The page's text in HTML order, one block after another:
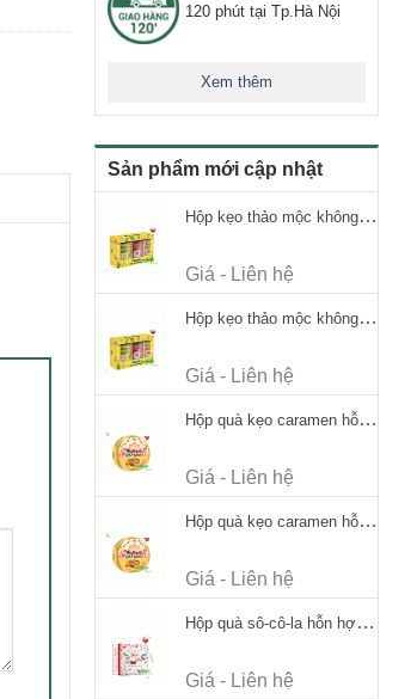
120 phút tại Tp.Hà Nội
Xem thêm
Sản phẩm mới cập nhật
Hộp kẹo thảo mộc không đường Ricola Signature 112.5g
Giá - Liên hệ
Hộp kẹo thảo mộc không đường Ricola Signature 112.5g
Giá - Liên hệ
Hộp quà kẹo caramen hỗn hợp Werther's Original Caramel Candy 170g
Giá - Liên hệ
Hộp quà kẹo caramen hỗn hợp Werther's Original Caramel Candy 170g
Giá - Liên hệ
Hộp quà sô-cô-la hỗn hợp Merci Petits Chocolate Collection 125g thiếc
Giá - Liên hệ